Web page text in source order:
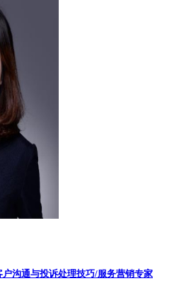
沟通与投诉处理技巧/服务营销专家